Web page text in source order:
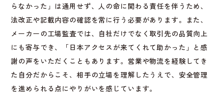
らなかった」は通用せず、人の命に関わる責任を伴うため、
法改正や記載内容の確認を常に行う必要があります。また、
メーカーの工場監査では、自社だけでなく取引先の品質向上
にも寄与でき、「日本アクセスが来てくれて助かった」と感
謝の声をいただくこともあります。営業や物流を経験してき
た自分だからこそ、相手の立場を理解したうえで、安全管理
を進められる点にやりがいを感じています。